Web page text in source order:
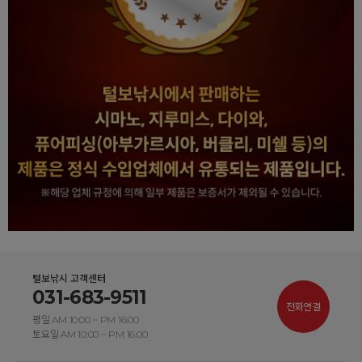
털보낚시 고객센터
031-683-9511
평일 AM 10:00 ~ PM 16:00
토요일 AM 10:00 ~ PM 16:00
전화연결